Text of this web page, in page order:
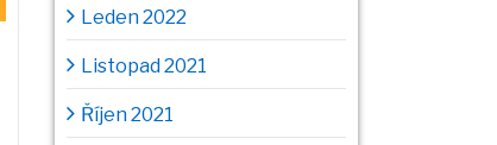
Leden 2022
Listopad 2021
Říjen 2021